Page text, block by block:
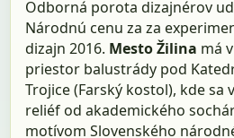
Odborná porota dizajnérov
Národnú cenu za za
dizajn 2016. Mesto Žilina má
priestor balustrády pod
Trojice (Farský kostol), kde sa
reliéf od akademického
motívom Slovenského